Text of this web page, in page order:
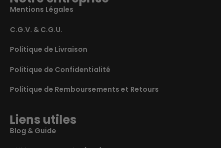
Mentions Légales
C.G.V. & C.G.U.
Politique de Livraison
Politique de Confidentialité
Politique de Remboursements et Retours
Liens utiles
Blog & Guide